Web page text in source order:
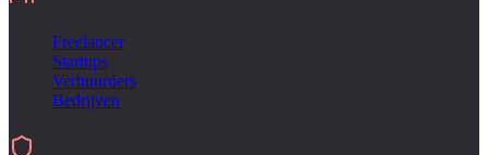
Freelancer
Startups
Verhuurders
Bedrijven